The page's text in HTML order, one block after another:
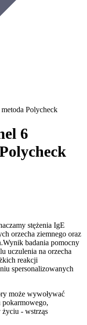
Polycheck
6
stężenia IgE
orzecha ziemnego oraz
badania pomocny
uczulenia na orzecha
reakcji
spersonalizowanych
może wywoływać
pokarmowego,
życiu - wstrząs